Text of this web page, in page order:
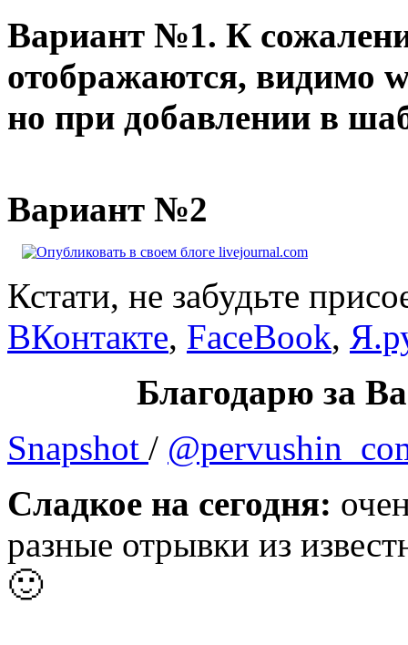
Вариант №1. К
отображаются, видимо
но при добавлении в
Вариант №2
Кстати, не забудьте
ВКонтакте, FaceBook,
Благодарю за
Snapshot /
Сладкое на сегодня:
разные отрывки из
🙂